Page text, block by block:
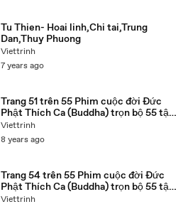
Tu Thien- Hoai linh,Chi tai,Trung
Dan,Thuy Phuong
Viettrinh
7 years ago
Trang 51 trên 55 Phim cuộc đời Đức
Phật Thích Ca (Buddha) trọn bộ 55 tập
lồng tiếng
Viettrinh
8 years ago
Trang 54 trên 55 Phim cuộc đời Đức
Phật Thích Ca (Buddha) trọn bộ 55 tập
lồng tiếng
Viettrinh